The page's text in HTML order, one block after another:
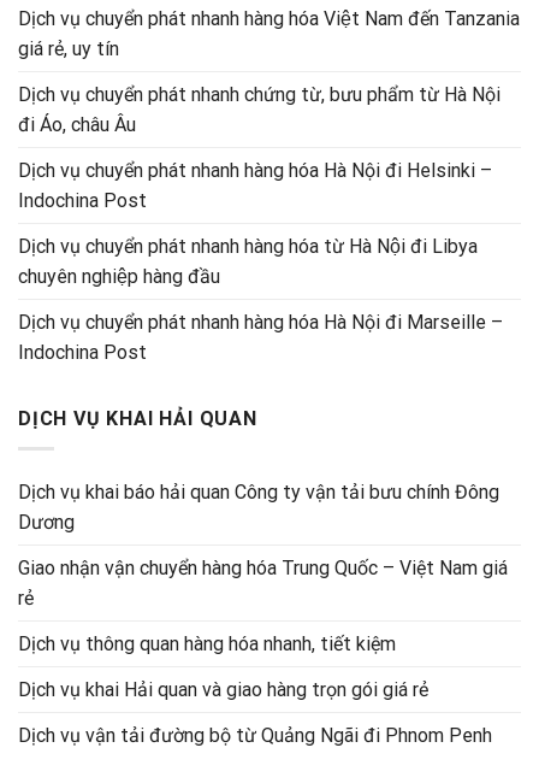
Dịch vụ chuyển phát nhanh hàng hóa Việt Nam đến Tanzania
giá rẻ, uy tín
Dịch vụ chuyển phát nhanh chứng từ, bưu phẩm từ Hà Nội
đi Áo, châu Âu
Dịch vụ chuyển phát nhanh hàng hóa Hà Nội đi Helsinki –
Indochina Post
Dịch vụ chuyển phát nhanh hàng hóa từ Hà Nội đi Libya
chuyên nghiệp hàng đầu
Dịch vụ chuyển phát nhanh hàng hóa Hà Nội đi Marseille –
Indochina Post
DỊCH VỤ KHAI HẢI QUAN
Dịch vụ khai báo hải quan Công ty vận tải bưu chính Đông
Dương
Giao nhận vận chuyển hàng hóa Trung Quốc – Việt Nam giá
rẻ
Dịch vụ thông quan hàng hóa nhanh, tiết kiệm
Dịch vụ khai Hải quan và giao hàng trọn gói giá rẻ
Dịch vụ vận tải đường bộ từ Quảng Ngãi đi Phnom Penh